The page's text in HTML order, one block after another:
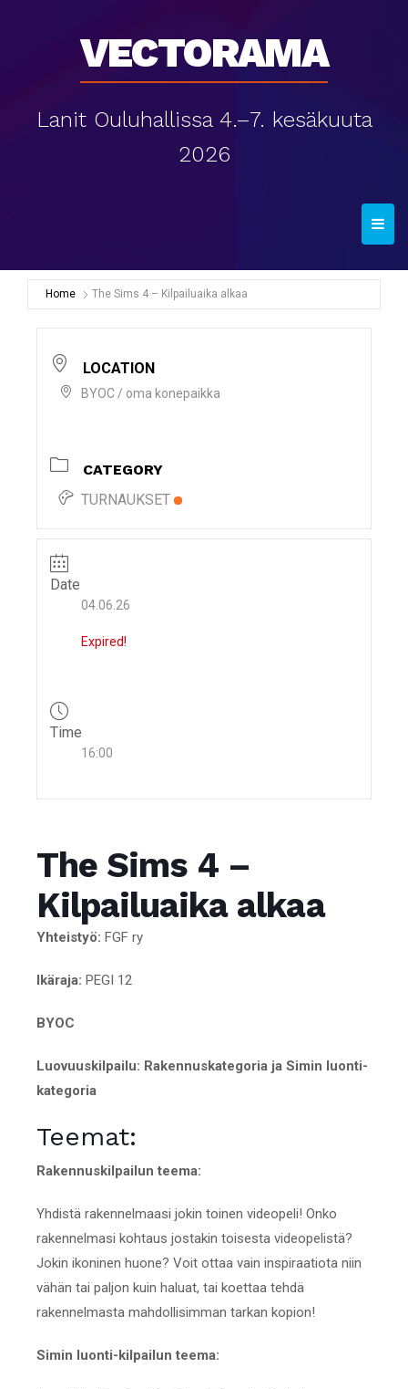
Vectorama
Lanit Ouluhallissa 4.–7. kesäkuuta
2026
T
o
g
l
o
Home The Sims 4 – Kilpailuaika alkaa
LOCATION
BYOC / oma konepaikka
CATEGORY
TURNAUKSET
Date
04.06.26
Expired!
Time
16:00
The Sims 4 –
Kilpailuaika alkaa
Yhteistyö: FGF ry
Ikäraja: PEGI 12
BYOC
Luovuuskilpailu: Rakennuskategoria ja Simin luonti-
kategoria
Teemat:
Rakennuskilpailun teema:
Yhdistä rakennelmaasi jokin toinen videopeli! Onko
rakennelmasi kohtaus jostakin toisesta videopelistä?
Jokin ikoninen huone? Voit ottaa vain inspiraatiota niin
vähän tai paljon kuin haluat, tai koettaa tehdä
rakennelmasta mahdollisimman tarkan kopion!
Simin luonti-kilpailun teema: